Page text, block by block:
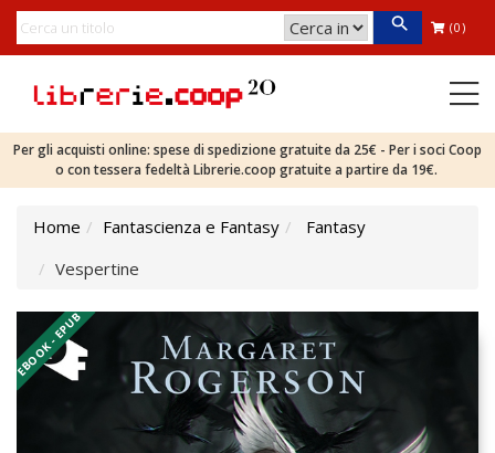
(0)
Per gli acquisti online: spese di spedizione gratuite da 25€ - Per i soci Coop
o con tessera fedeltà Librerie.coop gratuite a partire da 19€.
Home Fantascienza e Fantasy
Fantasy
Vespertine
EBOOK - EPUB